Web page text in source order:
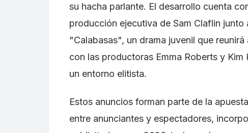
su hacha parlante. El desarrollo cuenta
producción ejecutiva de Sam Claflin
"Calabasas", un drama juvenil que
con las productoras Emma Roberts y
un entorno elitista.
Estos anuncios forman parte de la
entre anunciantes y espectadores,